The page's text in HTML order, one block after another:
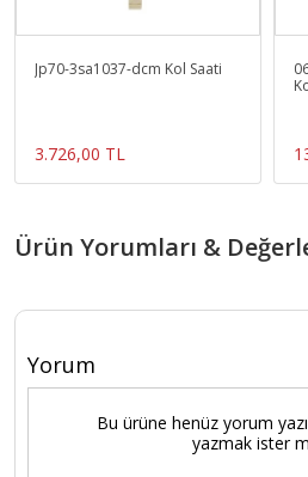
Jp70-3sa1037-dcm Kol Saati
3.726,00 TL
Ürün Yorumları &
Yorum
Bu ürüne henüz yorum
yazmak ister